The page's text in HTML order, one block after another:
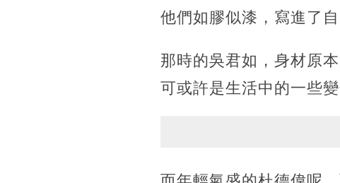
他們如膠似漆，寫進了
那時的吳君如，身材原
可或許是生活中的一些